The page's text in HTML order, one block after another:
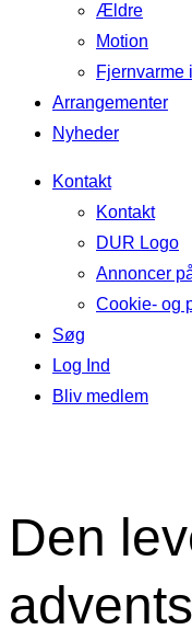
Ældre
Motion
Fjernvarme
Arrangementer
Nyheder
Kontakt
Kontakt
DUR Logo
Annoncer
Cookie- og
Søg
Log Ind
Bliv medlem
Den